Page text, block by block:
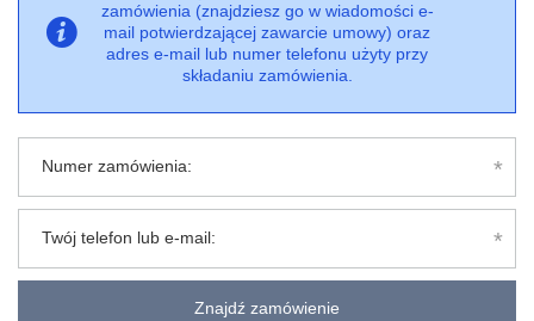
zamówienia (znajdziesz go w wiadomości e-
mail potwierdzającej zawarcie umowy) oraz
adres e-mail lub numer telefonu użyty przy
składaniu zamówienia.
Numer zamówienia:
Twój telefon lub e-mail:
Znajdź zamówienie